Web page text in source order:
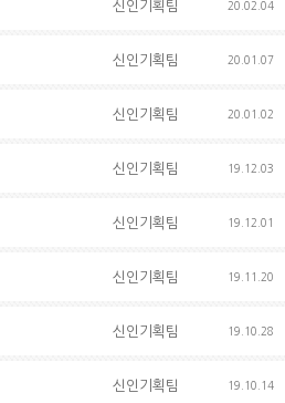
신인기획팀 20.02.04
신인기획팀 20.01.07
신인기획팀 20.01.02
신인기획팀 19.12.03
신인기획팀 19.12.01
신인기획팀 19.11.20
신인기획팀 19.10.28
신인기획팀 19.10.14